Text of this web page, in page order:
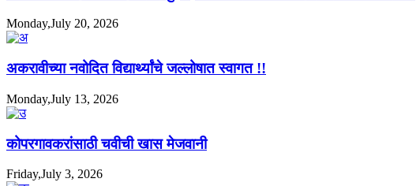
Monday,July 20, 2026
अकरावीच्या नवोदित विद्यार्थ्यांचे जल्लोषात स्वागत !!
Monday,July 13, 2026
कोपरगावकरांसाठी चवीची खास मेजवानी
Friday,July 3, 2026